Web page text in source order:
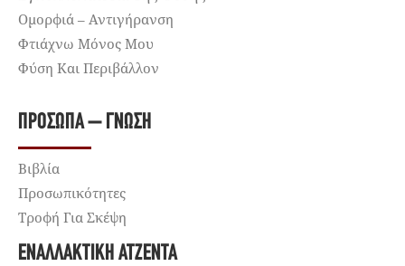
Ομορφιά – Αντιγήρανση
Φτιάχνω Μόνος Μου
Φύση Και Περιβάλλον
ΠΡΌΣΩΠΑ – ΓΝΏΣΗ
Βιβλία
Προσωπικότητες
Τροφή Για Σκέψη
ΕΝΑΛΛΑΚΤΙΚΉ ΑΤΖΈΝΤΑ